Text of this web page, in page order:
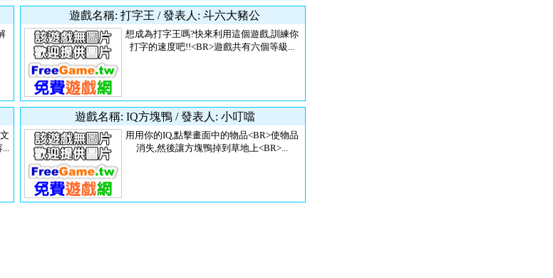
遊戲名稱: 打字王 / 發表人: 斗六大豬公
想成為打字王嗎?快來利用這個遊戲,訓練你
打字的速度吧!!<BR>遊戲共有六個等級...
遊戲名稱: IQ方塊鴨 / 發表人: 小叮噹
用用你的IQ,點擊畫面中的物品<BR>使物品
消失,然後讓方塊鴨掉到草地上<BR>...